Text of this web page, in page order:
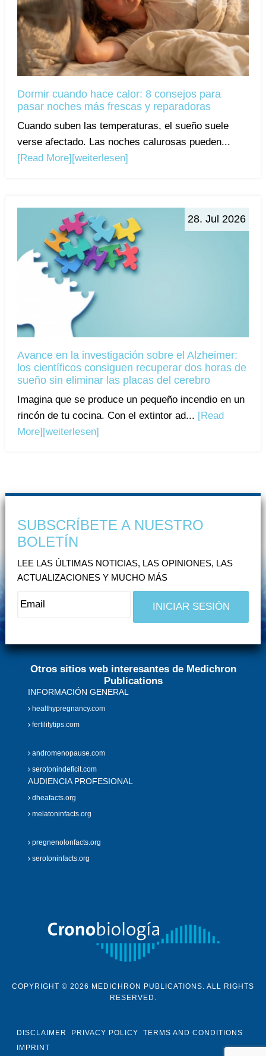
Dormir cuando hace calor: 8 consejos para
pasar noches más frescas y reparadoras
Cuando suben las temperaturas, el sueño suele
verse afectado. Las noches calurosas pueden...
[Read More] [weiterlesen]
28. Jul 2026
Avance en la investigación sobre el Alzheimer:
los científicos consiguen recuperar dos horas de
sueño sin eliminar las placas del cerebro
Imagina que se produce un pequeño incendio en un
rincón de tu cocina. Con el extintor ad... [Read
More] [weiterlesen]
SUBSCRÍBETE A NUESTRO
BOLETÍN
LEE LAS ÚLTIMAS NOTICIAS, LAS OPINIONES, LAS
ACTUALIZACIONES Y MUCHO MÁS
Otros sitios web interesantes de Medichron
Publications
INFORMACIÓN GENERAL
healthypregnancy.com
fertilitytips.com
andromenopause.com
serotonindeficit.com
AUDIENCIA PROFESIONAL
dheafacts.org
melatoninfacts.org
pregnenolonfacts.org
serotoninfacts.org
COPYRIGHT © 2026 MEDICHRON PUBLICATIONS. ALL RIGHTS
RESERVED.
DISCLAIMER PRIVACY POLICY
TERMS AND CONDITIONS
IMPRINT